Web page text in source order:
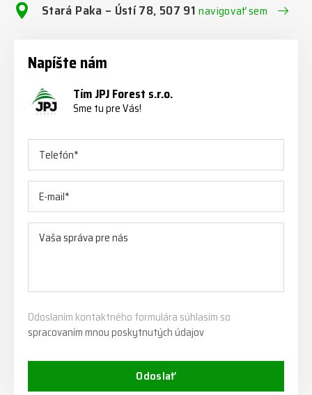
Stará Paka – Ústí 78, 507 91navigovať sem
Napíšte nám
Tím JPJ Forest s.r.o.
Sme tu pre Vás!
Odoslaním kontaktného formulára súhlasím so
spracovaním mnou poskytnutých údajov
Odoslať